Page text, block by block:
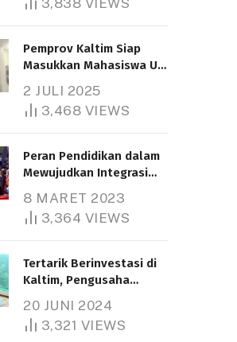
3,838 VIEWS
Pemprov Kaltim Siap
Masukkan Mahasiswa UT
Bantuan Pendidikan
Gratispol
2 JULI 2025
3,468 VIEWS
Peran Pendidikan dalam
Mewujudkan Integrasi
8 MARET 2023
3,364 VIEWS
Tertarik Berinvestasi di
Kaltim, Pengusaha
1.000 Hektare
20 JUNI 2024
3,321 VIEWS